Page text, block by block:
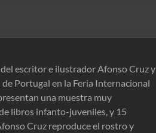
escritor e ilustrador Afonso Cruz y
Portugal en la Feria Internacional
una muestra muy
libros infanto-juveniles, y 15
Cruz reproduce el rostro y